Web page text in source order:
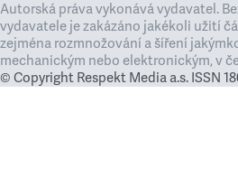
Autorská práva vykonává vydavatel.
vydavatele je zakázáno jakékoli užití
zejména rozmnožování a šíření
mechanickým nebo elektronickým, v
© Copyright Respekt Media a.s. ISSN